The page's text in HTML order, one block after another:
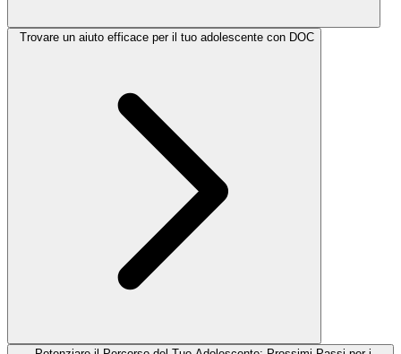
Trovare un aiuto efficace per il tuo adolescente con DOC